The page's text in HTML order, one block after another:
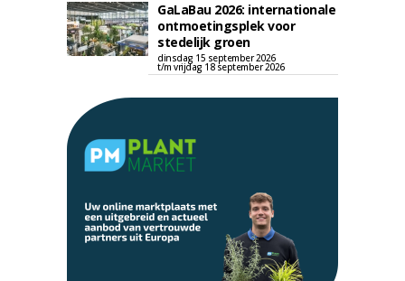
GaLaBau 2026: internationale
ontmoetingsplek voor
stedelijk groen
dinsdag 15 september 2026
t/m vrijdag 18 september 2026